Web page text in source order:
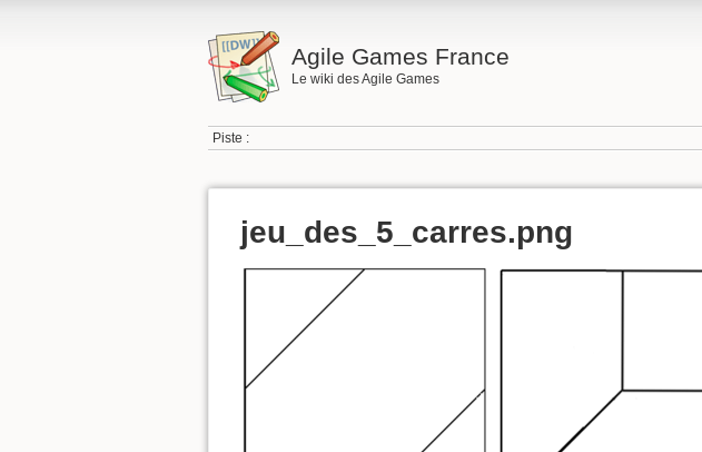
Agile Games France
Le wiki des Agile Games
Piste :
jeu_des_5_carres.png